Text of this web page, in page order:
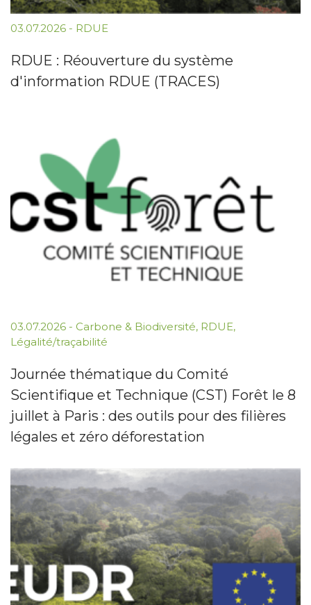
03.07.2026 - RDUE
RDUE : Réouverture du système
d'information RDUE (TRACES)
03.07.2026 - Carbone & Biodiversité, RDUE,
Légalité/traçabilité
Journée thématique du Comité
Scientifique et Technique (CST) Forêt le 8
juillet à Paris : des outils pour des filières
légales et zéro déforestation